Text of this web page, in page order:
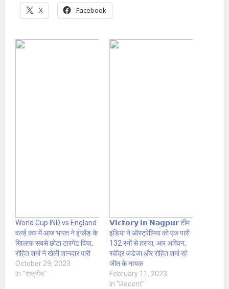
X Facebook
World Cup IND vs England
वर्ल्ड कप में आज भारत ने इंग्लैंड के
खिलाफ सबसे छोटा टारगेट दिया,
रोहित शर्मा ने खेली शानदार पारी
October 29, 2023
In "राष्ट्रीय"
𝗩𝗶𝗰𝘁𝗼𝗿𝘆 𝗶𝗻 𝗡𝗮𝗴𝗽𝘂𝗿 टीम
इंडिया ने ऑस्ट्रेलिया को एक पारी
132 रनों से हराया, आर अश्विन,
रवींद्र जडेजा और रोहित शर्मा रहे
जीत के नायक
February 11, 2023
In "Recent"